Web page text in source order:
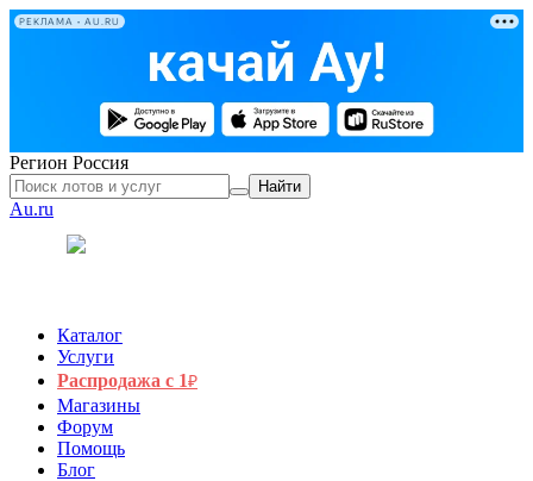
РЕКЛАМА • AU.RU
Регион Россия
Найти
Au.ru
Каталог
Услуги
Распродажа с 1₽
Магазины
Форум
Помощь
Блог